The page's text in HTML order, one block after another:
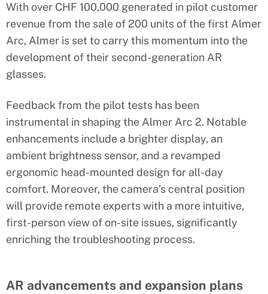
With over CHF 100,000 generated in pilot customer
revenue from the sale of 200 units of the first Almer
Arc, Almer is set to carry this momentum into the
development of their second-generation AR
glasses.
Feedback from the pilot tests has been
instrumental in shaping the Almer Arc 2. Notable
enhancements include a brighter display, an
ambient brightness sensor, and a revamped
ergonomic head-mounted design for all-day
comfort. Moreover, the camera’s central position
will provide remote experts with a more intuitive,
first-person view of on-site issues, significantly
enriching the troubleshooting process.
AR advancements and expansion plans